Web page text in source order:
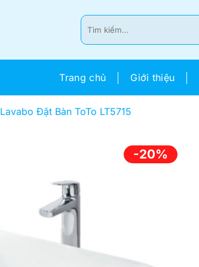
Tìm
kiếm:
Trang chủ Giới thiệu
Lavabo Đặt Bàn ToTo LT5715
-20%